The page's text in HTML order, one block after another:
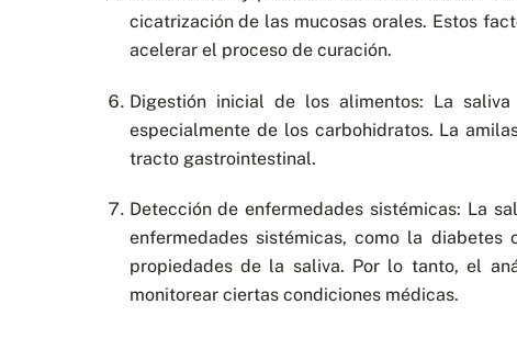
cicatrización de las mucosas orales. Estos
acelerar el proceso de curación.
Digestión inicial de los alimentos: La
especialmente de los carbohidratos. La
tracto gastrointestinal.
Detección de enfermedades sistémicas: La
enfermedades sistémicas, como la
propiedades de la saliva. Por lo tanto, el
monitorear ciertas condiciones médicas.